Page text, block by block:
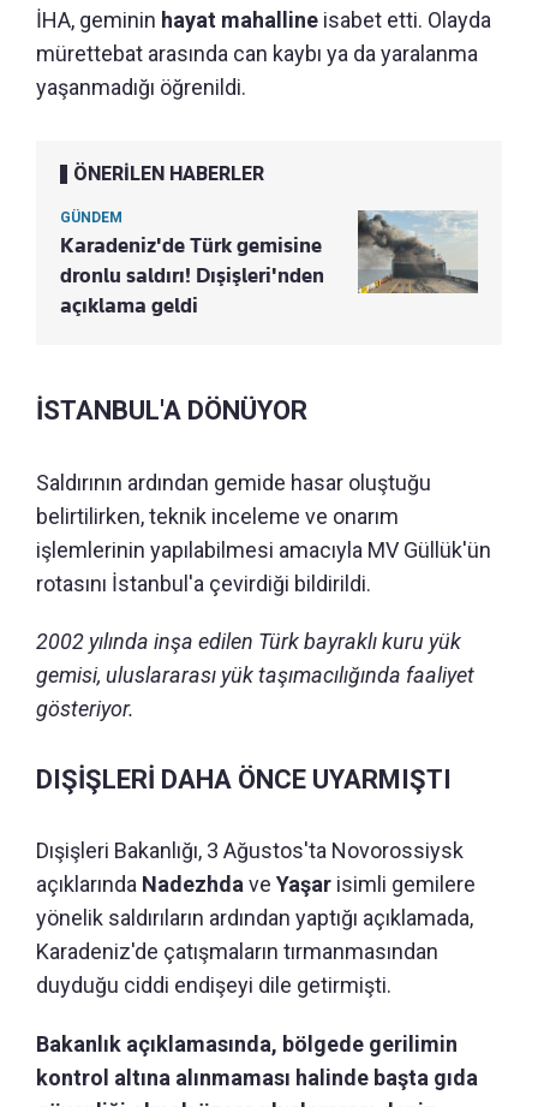
İHA, geminin hayat mahalline isabet etti. Olayda
mürettebat arasında can kaybı ya da yaralanma
yaşanmadığı öğrenildi.
ÖNERİLEN HABERLER
GÜNDEM
Karadeniz'de Türk gemisine
dronlu saldırı! Dışişleri'nden
açıklama geldi
İSTANBUL'A DÖNÜYOR
Saldırının ardından gemide hasar oluştuğu
belirtilirken, teknik inceleme ve onarım
işlemlerinin yapılabilmesi amacıyla MV Güllük'ün
rotasını İstanbul'a çevirdiği bildirildi.
2002 yılında inşa edilen Türk bayraklı kuru yük
gemisi, uluslararası yük taşımacılığında faaliyet
gösteriyor.
DIŞİŞLERİ DAHA ÖNCE UYARMIŞTI
Dışişleri Bakanlığı, 3 Ağustos'ta Novorossiysk
açıklarında Nadezhda ve Yaşar isimli gemilere
yönelik saldırıların ardından yaptığı açıklamada,
Karadeniz'de çatışmaların tırmanmasından
duyduğu ciddi endişeyi dile getirmişti.
Bakanlık açıklamasında, bölgede gerilimin
kontrol altına alınmaması halinde başta gıda